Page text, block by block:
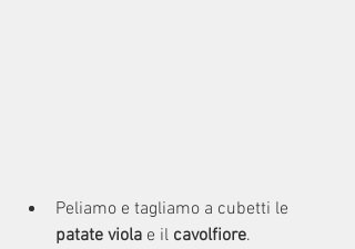
Peliamo e tagliamo a cubetti le
patate viola e il cavolfiore.